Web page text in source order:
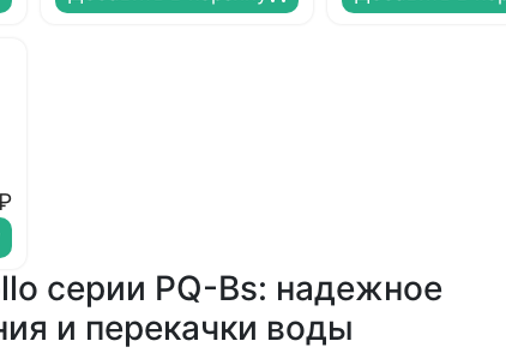
серии PQ-Bs: надежное
и перекачки воды